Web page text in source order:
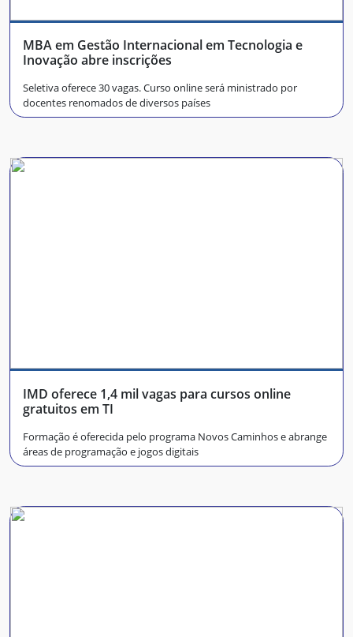
MBA em Gestão Internacional em Tecnologia e
Inovação abre inscrições
Seletiva oferece 30 vagas. Curso online será ministrado por
docentes renomados de diversos países
IMD oferece 1,4 mil vagas para cursos online
gratuitos em TI
Formação é oferecida pelo programa Novos Caminhos e abrange
áreas de programação e jogos digitais